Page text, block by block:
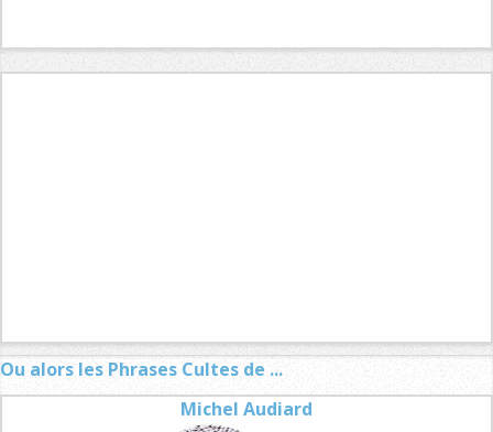
Ou alors les Phrases Cultes de ...
Michel Audiard